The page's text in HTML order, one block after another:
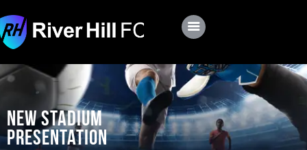
New Stadium
Presentation
Club
Roster
Schedule